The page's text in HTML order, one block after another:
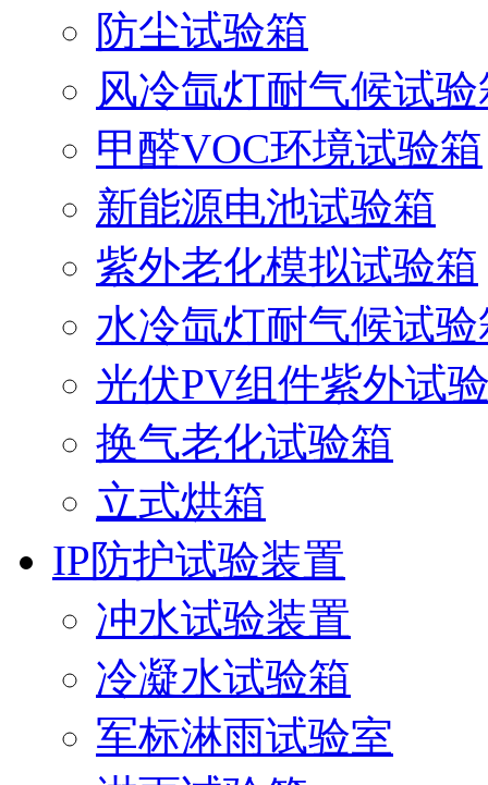
防尘试验箱
风冷氙灯耐气候试
甲醛VOC环境试验箱
新能源电池试验箱
紫外老化模拟试验箱
水冷氙灯耐气候试验
光伏PV组件紫外试
换气老化试验箱
立式烘箱
IP防护试验装置
冲水试验装置
冷凝水试验箱
军标淋雨试验室